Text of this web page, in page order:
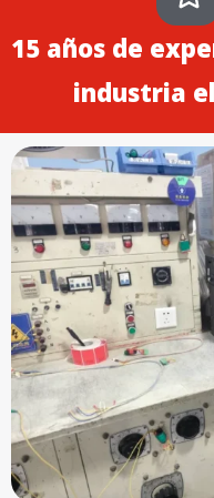
15 años de
industria